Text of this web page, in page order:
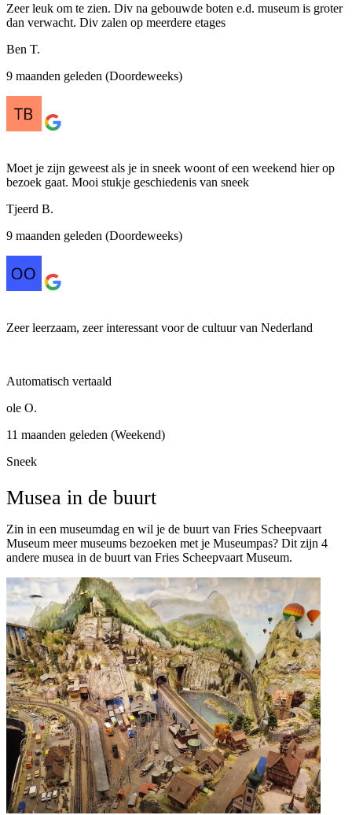
Zeer leuk om te zien. Div na gebouwde boten e.d. museum is groter
dan verwacht. Div zalen op meerdere etages
Ben T.
9 maanden geleden (Doordeweeks)
Moet je zijn geweest als je in sneek woont of een weekend hier op
bezoek gaat. Mooi stukje geschiedenis van sneek
Tjeerd B.
9 maanden geleden (Doordeweeks)
Zeer leerzaam, zeer interessant voor de cultuur van Nederland
Automatisch vertaald
ole O.
11 maanden geleden (Weekend)
Sneek
Musea in de buurt
Zin in een museumdag en wil je de buurt van Fries Scheepvaart
Museum meer museums bezoeken met je Museumpas? Dit zijn 4
andere musea in de buurt van Fries Scheepvaart Museum.